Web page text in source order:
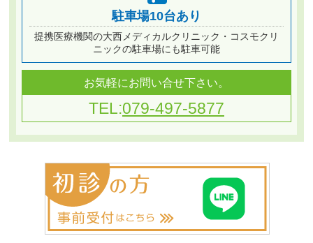
駐車場10台あり
提携医療機関の大西メディカルクリニック・コスモクリ
ニックの駐車場にも駐車可能
お気軽にお問い合せ下さい。
TEL:079-497-5877